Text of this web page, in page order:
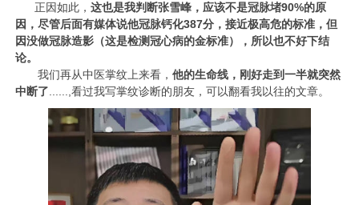
正因如此，这也是我判断张雪峰，应该不是冠脉堵90%的原
因，尽管后面有媒体说他冠脉钙化387分，接近极高危的标准，但
因没做冠脉造影（这是检测冠心病的金标准），所以也不好下结
论。
我们再从中医掌纹上来看，他的生命线，刚好走到一半就突然
中断了 ......,看过我写掌纹诊断的朋友，可以翻看我以往的文章。